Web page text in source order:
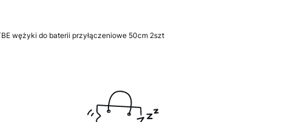
wężyki do baterii przyłączeniowe 50cm 2szt